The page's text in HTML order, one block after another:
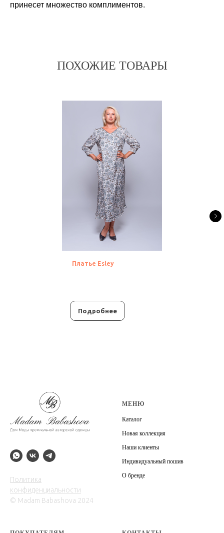
принесет множество комплиментов.
ПОХОЖИЕ ТОВАРЫ
Платье Esley
Подробнее
Политика
конфиденциальности
© Madam Babashova 2024
МЕНЮ
Каталог
Новая коллекция
Наши клиенты
Индивидуальный пошив
О бренде